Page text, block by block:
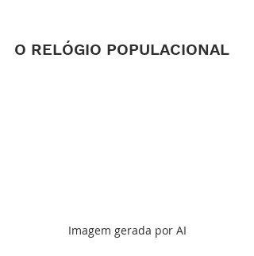
O RELÓGIO POPULACIONAL
Imagem gerada por AI